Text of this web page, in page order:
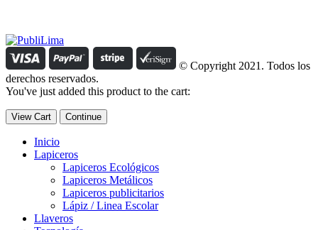
© Copyright 2021. Todos los
derechos reservados.
You've just added this product to the cart:
View Cart Continue
Inicio
Lapiceros
Lapiceros Ecológicos
Lapiceros Metálicos
Lapiceros publicitarios
Lápiz / Linea Escolar
Llaveros